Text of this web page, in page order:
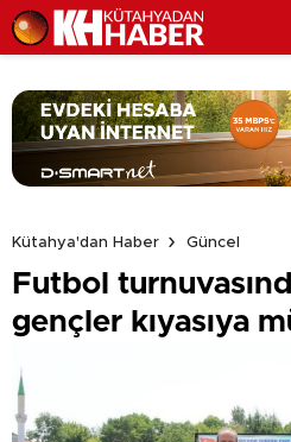
Kütahya'dan Haber
Güncel
Futbol
gençler kıyasıya